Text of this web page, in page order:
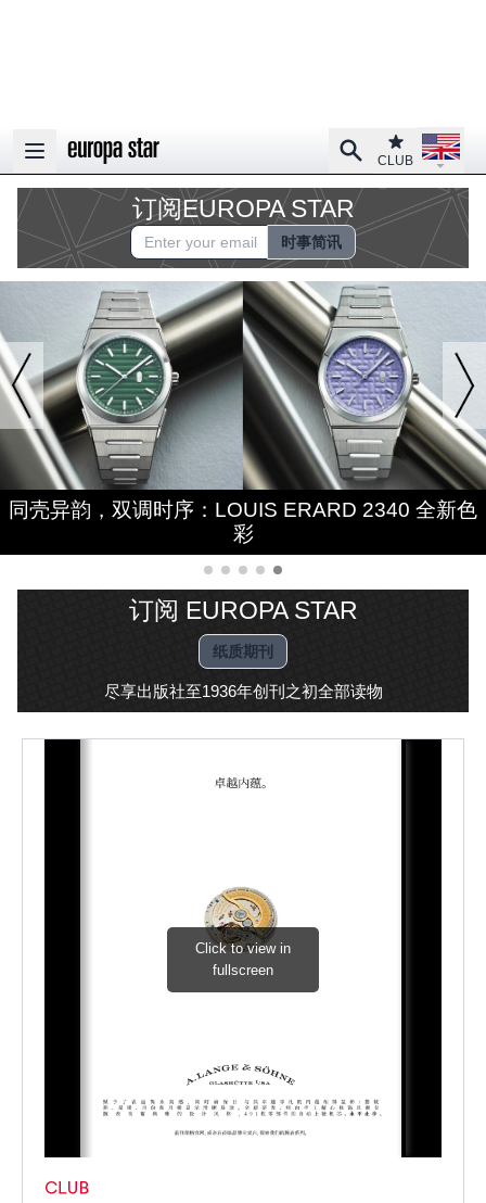
Open main menu
SearchClub
CLUB
Open
订阅EUROPA STAR
时事简讯
本心时序，镜藏童趣：ORIS Hölstein Edition 2026
一脉纤薄，同频热爱：PIAGET x Wristcheck
Altiplano Ultimate Automatic
三旬鸣韵，音绘时光：帕玛强尼三十周年 Carillon
Tourbillon 钟乐陀飞轮腕表
碧石盘龙，逐月观星：ARNOLD & SON Luna
Magna Platinum Dragon Verdite
同壳异韵，双调时序：LOUIS ERARD 2340 全新色
彩
订阅 EUROPA STAR
纸质期刊
尽享出版社至1936年创刊之初全部读物